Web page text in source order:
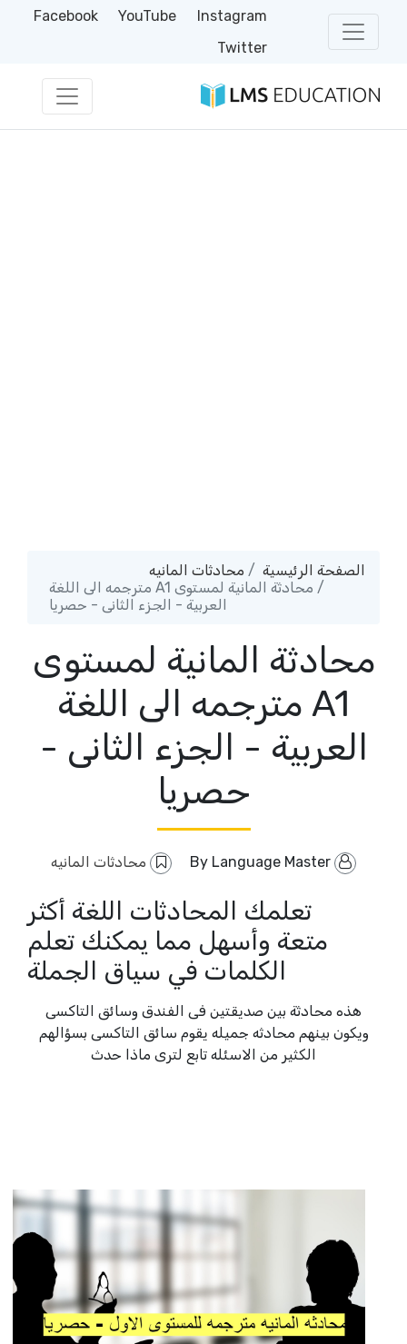
Instagram
YouTube
Facebook
Twitter
الصفحة الرئيسية
محادثات المانيه
محادثة المانية لمستوى A1 مترجمه الى اللغة
العربية - الجزء الثانى - حصريا
محادثة المانية لمستوى
A1 مترجمه الى اللغة
العربية - الجزء الثانى -
حصريا
Language Master محادثات المانيه
تعلمك المحادثات اللغة أكثر
متعة وأسهل مما يمكنك تعلم
الكلمات في سياق الجملة
هذه محادثة بين صديقتين فى الفندق وسائق التاكسى
ويكون بينهم محادثه جميله يقوم سائق التاكسى بسؤالهم
الكثير من الاسئله تابع لترى ماذا حدث